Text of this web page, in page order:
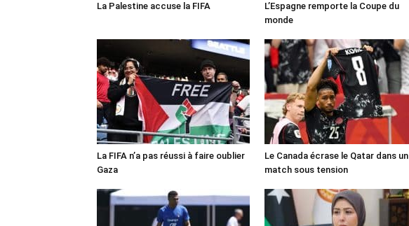
La Palestine accuse la FIFA
L’Espagne remporte la Coupe du
monde
La FIFA n’a pas réussi à faire oublier
Gaza
Le Canada écrase le Qatar dans un
match sous tension